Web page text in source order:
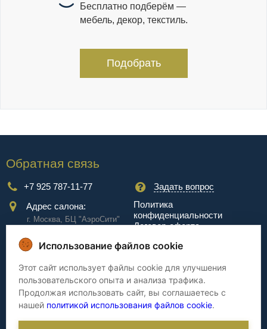
Бесплатно подберём —
мебель, декор, текстиль.
Подобрать
Обратная связь
+7 925 787-11-77
Задать вопрос
Адрес салона:
г. Москва, БЦ "АэроCити"
Куркинское ш., стр.2, 17
этаж
Политика
конфиденциальности
Договор-оферта
Сервис
Доставка
Сборка
Оплата
Дизайнерам
Гарантия
Cтатьи
Использование файлов cookie
Этот сайт использует файлы cookie для улучшения
пользовательского опыта и анализа трафика.
Продолжая использовать сайт, вы соглашаетесь с
нашей политикой использования файлов cookie.